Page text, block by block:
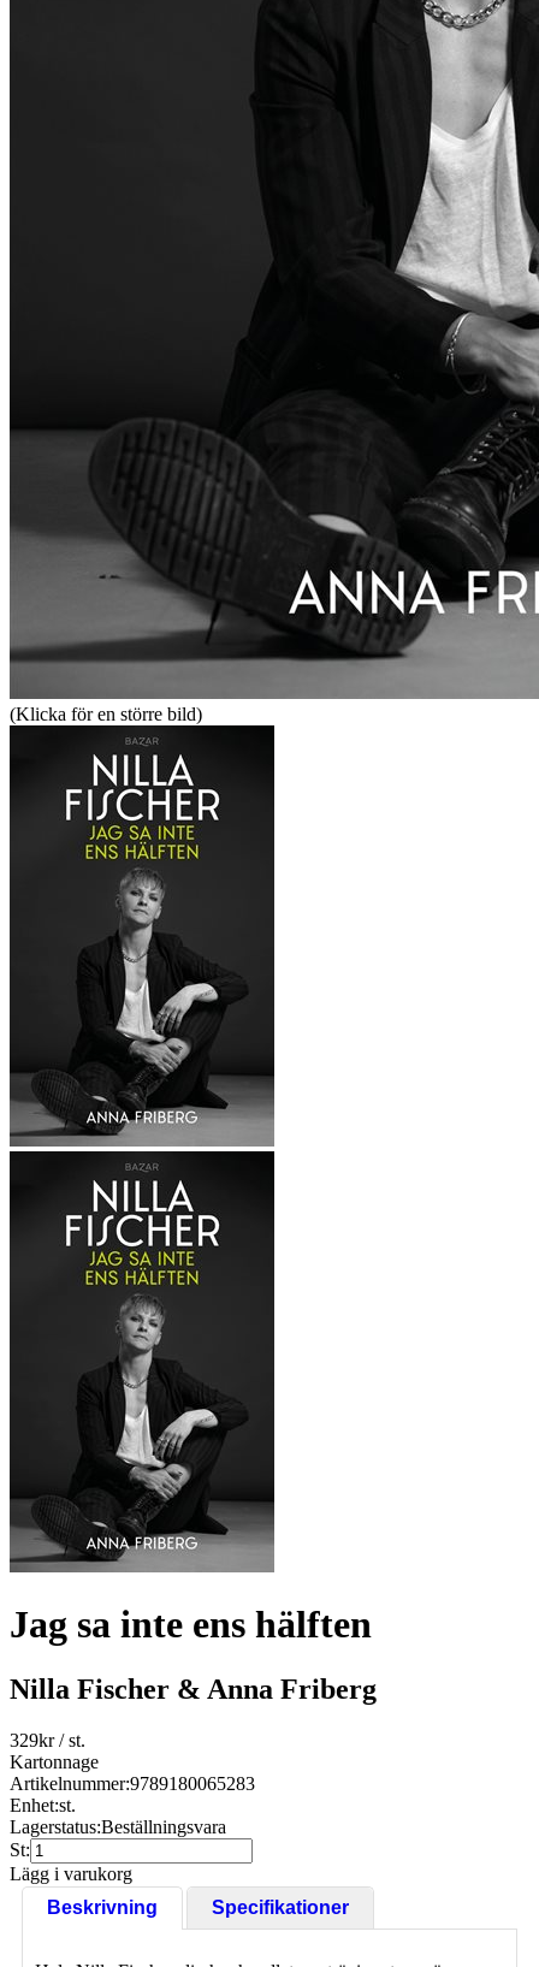
(Klicka för en större bild)
Jag sa inte ens hälften
Nilla Fischer & Anna Friberg
329kr/ st.
Kartonnage
Artikelnummer:9789180065283
Enhet:st.
Lagerstatus:Beställningsvara
St:
Lägg i varukorg
Beskrivning
Specifikationer